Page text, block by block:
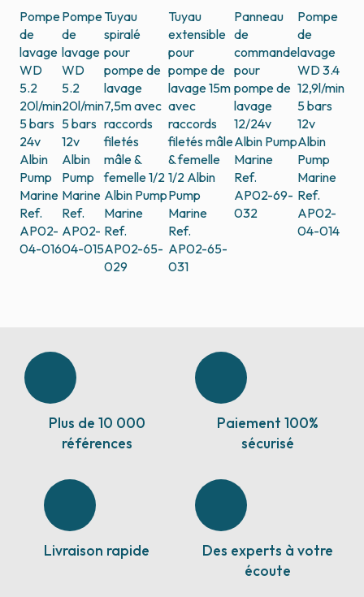
Pompe
de
lavage
WD
5.2
20l/min
5 bars
24v
Albin
Pump
Marine
Ref.
AP02-
04-016
Pompe
de
lavage
WD
5.2
20l/min
5 bars
12v
Albin
Pump
Marine
Ref.
AP02-
04-015
Tuyau
spiralé
pour
pompe de
lavage
7,5m avec
raccords
filetés
mâle &
femelle 1/2
Albin Pump
Marine
Ref.
AP02-65-
029
Tuyau
extensible
pour
pompe de
lavage 15m
avec
raccords
filetés mâle
& femelle
1/2 Albin
Pump
Marine
Ref.
AP02-65-
031
Panneau
de
commande
pour
pompe de
lavage
12/24v
Albin Pump
Marine
Ref.
AP02-69-
032
Pompe
de
lavage
WD 3.4
12,9l/min
5 bars
12v
Albin
Pump
Marine
Ref.
AP02-
04-014
Plus de 10 000
références
Paiement 100%
sécurisé
Livraison rapide
Des experts à votre
écoute